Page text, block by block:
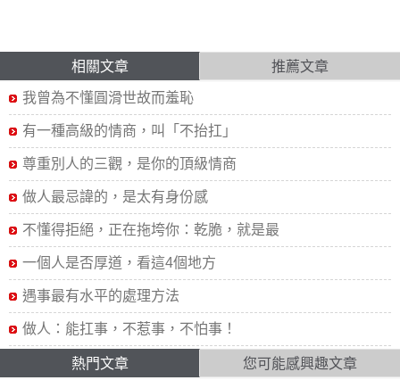
相關文章 推薦文章
我曾為不懂圓滑世故而羞恥
有一種高級的情商，叫「不抬扛」
尊重別人的三觀，是你的頂級情商
做人最忌諱的，是太有身份感
不懂得拒絕，正在拖垮你：乾脆，就是最
一個人是否厚道，看這4個地方
遇事最有水平的處理方法
做人：能扛事，不惹事，不怕事！
熱門文章 您可能感興趣文章